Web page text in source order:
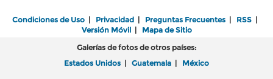
Condiciones de Uso | Privacidad | Preguntas Frecuentes | RSS |
Versión Móvil| Mapa de Sitio
Galerías de fotos de otros países:
Estados Unidos | Guatemala | México